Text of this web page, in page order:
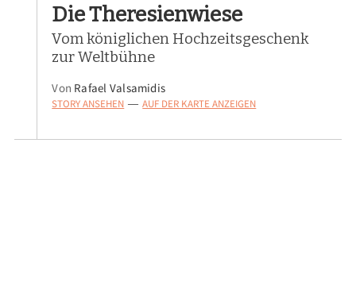
Die Theresienwiese
Vom königlichen Hochzeitsgeschenk
zur Weltbühne
Von Rafael Valsamidis
STORY ANSEHEN — AUF DER KARTE ANZEIGEN